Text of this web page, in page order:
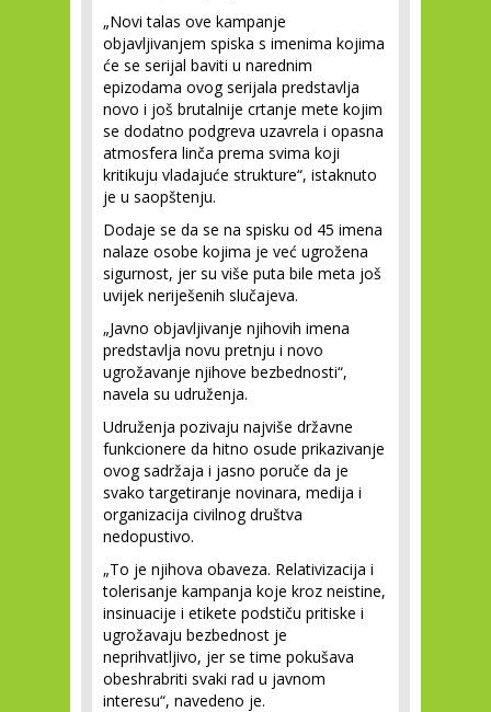
„Novi talas ove kampanje
objavljivanjem spiska s imenima kojima
će se serijal baviti u narednim
epizodama ovog serijala predstavlja
novo i još brutalnije crtanje mete kojim
se dodatno podgreva uzavrela i opasna
atmosfera linča prema svima koji
kritikuju vladajuće strukture“, istaknuto
je u saopštenju.
Dodaje se da se na spisku od 45 imena
nalaze osobe kojima je već ugrožena
sigurnost, jer su više puta bile meta još
uvijek neriješenih slučajeva.
„Javno objavljivanje njihovih imena
predstavlja novu pretnju i novo
ugrožavanje njihove bezbednosti“,
navela su udruženja.
Udruženja pozivaju najviše državne
funkcionere da hitno osude prikazivanje
ovog sadržaja i jasno poruče da je
svako targetiranje novinara, medija i
organizacija civilnog društva
nedopustivo.
„To je njihova obaveza. Relativizacija i
tolerisanje kampanja koje kroz neistine,
insinuacije i etikete podstiču pritiske i
ugrožavaju bezbednost je
neprihvatljivo, jer se time pokušava
obeshrabriti svaki rad u javnom
interesu“, navedeno je.